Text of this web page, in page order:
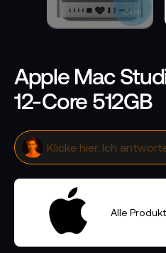
Apple Mac
12-Core 512GB
Klicke hier. Ich
Alle